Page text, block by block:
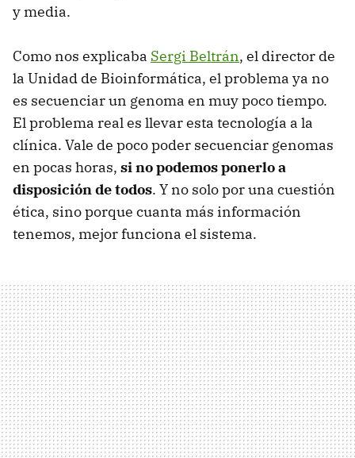
y media.
Como nos explicaba Sergi Beltrán, el director de
la Unidad de Bioinformática, el problema ya no
es secuenciar un genoma en muy poco tiempo.
El problema real es llevar esta tecnología a la
clínica. Vale de poco poder secuenciar genomas
en pocas horas, si no podemos ponerlo a
disposición de todos. Y no solo por una cuestión
ética, sino porque cuanta más información
tenemos, mejor funciona el sistema.